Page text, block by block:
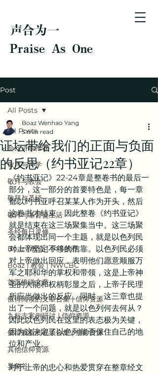
声合为一
Praise As One
Post
All Posts
会众诗歌推荐
敬拜与神学
敬拜与教会
敬拜与圣经
敬拜与基督徒生活
圣经每日灵修
Boaz | 教会 | 学习牧养
Boaz | 教会 | NWCBC
首页推送文章
值得阅读的文章合集 | 信仰资源
九标志案例研讨 | 信仰资源
值得观看的视频合集 | 信仰资源
其他信仰资源
异象谷
All Posts
证坛带给我们的正面与负面
的反思（约书亚记22章）
Boaz Wenhao Yang
5 min read
《约书亚记》22-24章是整卷书的最后一
部分，这一部分的首要特色是，每一章
都以约书亚呼召某某人作为开头，然后
这卷书才结束。因此整卷《约书亚记》
就是结束在这三场聚集当中。这三场聚
会都体现出同一个主题，就是以色列民
对上帝坚定不移的信靠。以色列民必须
对上帝做出回应，表明他们愿意顺服万
军之耶和华的掌权和带领，这是上帝神
圣的大能和权柄彰显之后，上帝子民理
所应当做出的反应。同时，这三章也提
出了一个问题，就是以色列何去何从？
因此以色列民在这里的表态极为关键，
因为这决定了以色列能否保住自己的地
位和产业。
对于上帝的忠心和热爱贯穿在整章经文